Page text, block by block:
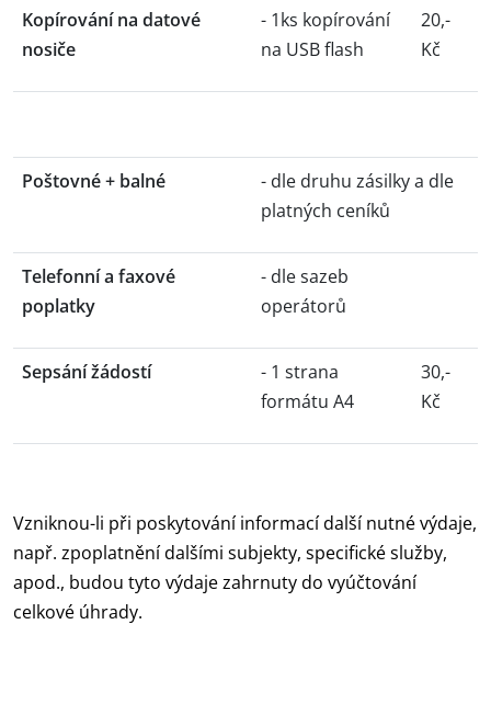
Kopírování na datové
nosiče
- 1ks kopírování
na USB flash
20,-
Kč
Poštovné + balné
- dle druhu zásilky a dle
platných ceníků
Telefonní a faxové
poplatky
- dle sazeb
operátorů
Sepsání žádostí
- 1 strana
formátu A4
30,-
Kč
Vzniknou-li při poskytování informací další nutné výdaje,
např. zpoplatnění dalšími subjekty, specifické služby,
apod., budou tyto výdaje zahrnuty do vyúčtování
celkové úhrady.